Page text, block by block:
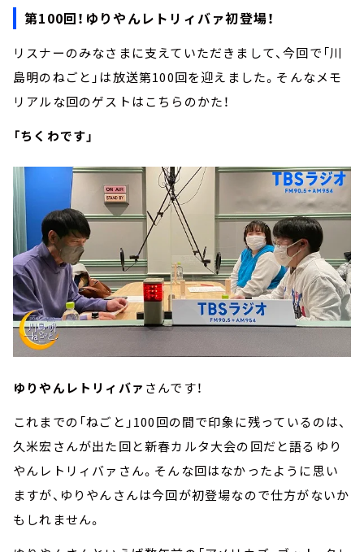
第100回！ゆりやんレトリィバァ初登場！
リスナーのみなさまに支えていただきまして、今回で「川
島明のねごと」は放送第100回を迎えました。そんなメモ
リアルな回のゲストはこちらのかた！
「ちくわです」
ゆりやんレトリィバァ さんです！
これまでの「ねごと」100回の間で印象に残っているのは、
久米宏さんが出た回と新春カルタ大会の回だと語るゆり
やんレトリィバァさん。そんな回はなかったように思い
ますが、ゆりやんさんは今回が初登場なので仕方がないか
もしれません。